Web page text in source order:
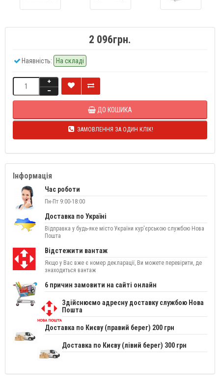
2 096грн.
Наявність: На складі
ДО КОШИКА
ЗАМОВЛЕННЯ ЗА ОДИН КЛІК!
Інформація
Час роботи
Пн-Пт 9:00-18:00
Доставка по Україні
Відправка у будь-яке місто України кур'єрською службою Нова
Пошта
Відстежити вантаж
Якщо у Вас вже є номер декларації, Ви можете перевірити, де
знаходиться вантаж
6 причин замовити на сайті онлайн
Здійснюємо адресну доставку службою Нова
Пошта
Доставка по Києву (правий берег) 200 грн
Доставка по Києву (лівий берег) 300 грн